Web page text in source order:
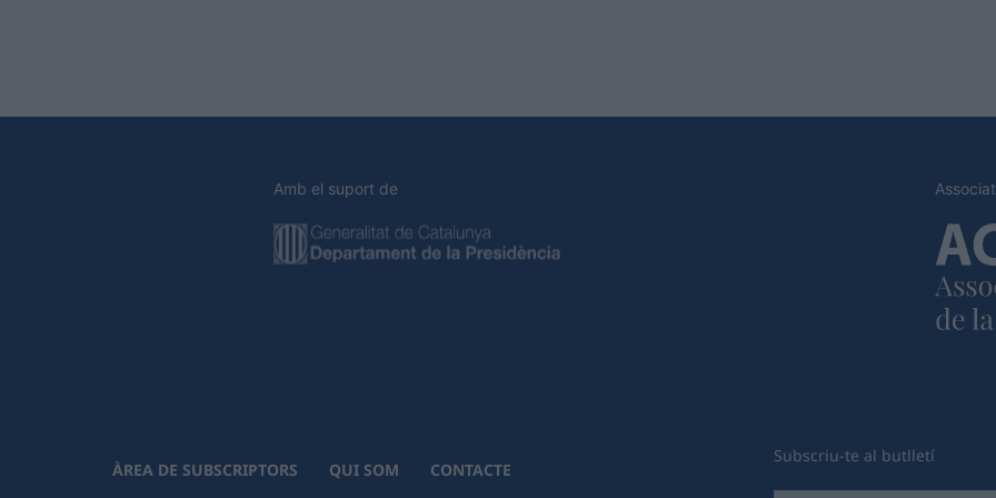
Amb el suport de
ÀREA DE SUBSCRIPTORS QUI SOM CONTACTE
Subscriu-te al butlletí